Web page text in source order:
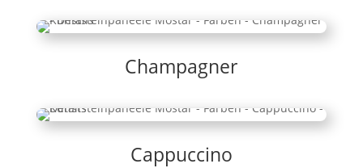
Champagner
Cappuccino